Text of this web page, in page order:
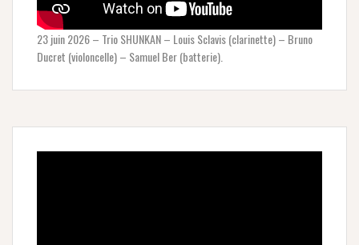
23 juin 2026 – Trio SHUNKAN – Louis Sclavis (clarinette) – Bruno
Ducret (violoncelle) – Samuel Ber (batterie).